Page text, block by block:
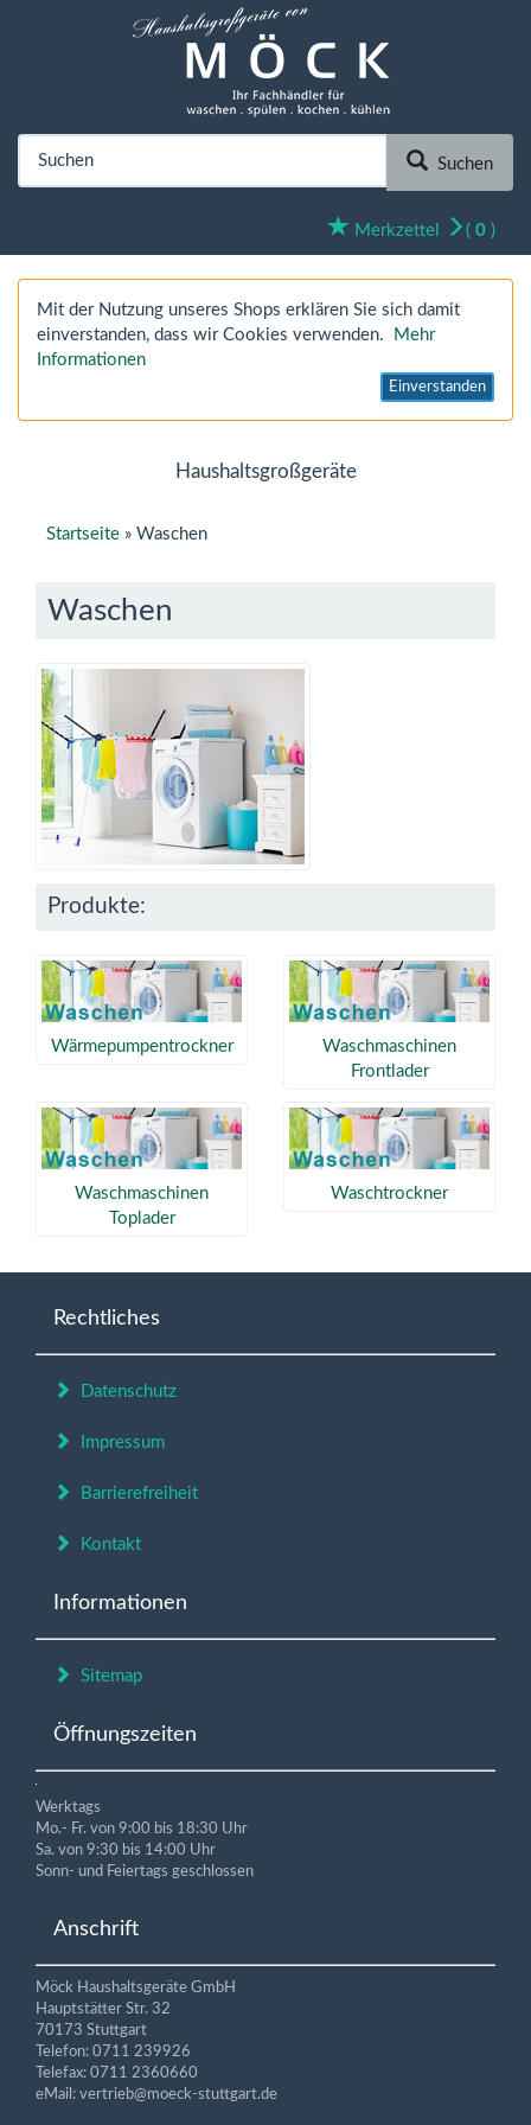
Suchen
Merkzettel ( 0 )
Mit der Nutzung unseres Shops erklären Sie sich damit
einverstanden, dass wir Cookies verwenden.
Mehr
Informationen
Einverstanden
Haushaltsgroßgeräte
Startseite » Waschen
Waschen
Produkte:
Wärmepumpentrockner
Waschmaschinen
Frontlader
Waschmaschinen
Toplader
Waschtrockner
Rechtliches
Datenschutz
Impressum
Barrierefreiheit
Kontakt
Informationen
Sitemap
Öffnungszeiten
Werktags
Mo.- Fr. von 9:00 bis 18:30 Uhr
Sa. von 9:30 bis 14:00 Uhr
Sonn- und Feiertags geschlossen
Anschrift
Möck Haushaltsgeräte GmbH
Hauptstätter Str. 32
70173 Stuttgart
Telefon: 0711 239926
Telefax: 0711 2360660
eMail: vertrieb@moeck-stuttgart.de